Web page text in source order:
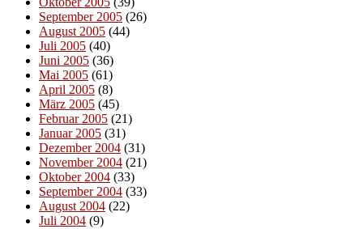
September 2005 (26)
August 2005 (44)
Juli 2005 (40)
Juni 2005 (36)
Mai 2005 (61)
April 2005 (8)
März 2005 (45)
Februar 2005 (21)
Januar 2005 (31)
Dezember 2004 (31)
November 2004 (21)
Oktober 2004 (33)
September 2004 (33)
August 2004 (22)
Juli 2004 (9)